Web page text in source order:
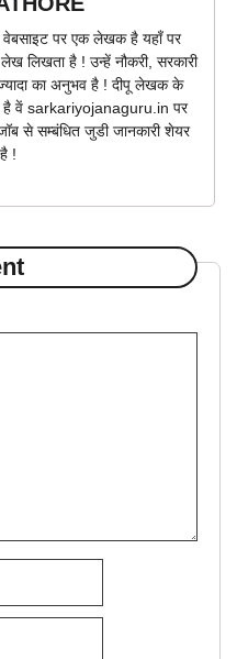
पर एक लेखक है यहाँ पर
लिखता है ! उन्हें नौकरी, सरकारी
का अनुभव है ! दीपू लेखक के
है वें sarkariyojanaguru.in पर
से सम्बंधित जुडी जानकारी शेयर
!